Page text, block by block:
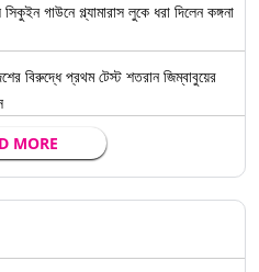
গ্ল্যামারাস লুকে ধরা দিলেন কঙ্গনা
প্রথম টেস্ট শতরান জিম্বাবুয়ের
MORE